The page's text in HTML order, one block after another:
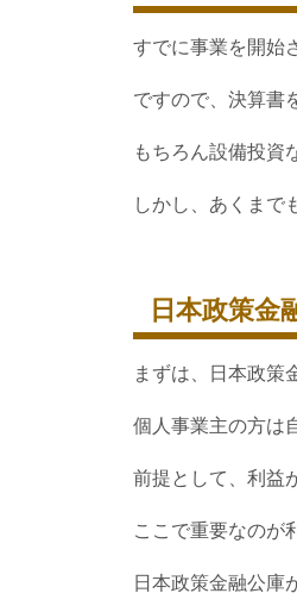
すでに事業を開始
ですので、決算書
もちろん設備投資
しかし、あくまで
日本政策金
まずは、日本政策
個人事業主の方は
前提として、利益
ここで重要なのが
日本政策金融公庫